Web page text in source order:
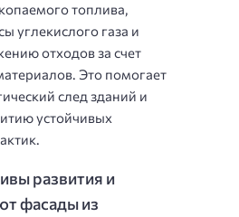
топлива,
углекислого газа и
отходов за счет
Это помогает
след зданий и
устойчивых
развития и
фасады из